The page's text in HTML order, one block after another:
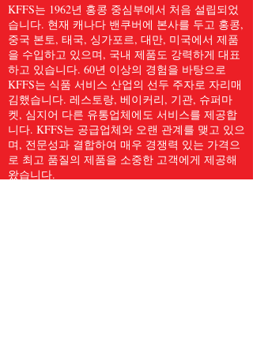
KFFS는 1962년 홍콩 중심부에서 처음 설립되었
습니다. 현재 캐나다 밴쿠버에 본사를 두고 홍콩,
중국 본토, 태국, 싱가포르, 대만, 미국에서 제품
을 수입하고 있으며, 국내 제품도 강력하게 대표
하고 있습니다. 60년 이상의 경험을 바탕으로
KFFS는 식품 서비스 산업의 선두 주자로 자리매
김했습니다. 레스토랑, 베이커리, 기관, 슈퍼마
켓, 심지어 다른 유통업체에도 서비스를 제공합
니다. KFFS는 공급업체와 오랜 관계를 맺고 있으
며, 전문성과 결합하여 매우 경쟁력 있는 가격으
로 최고 품질의 제품을 소중한 고객에게 제공해
왔습니다.